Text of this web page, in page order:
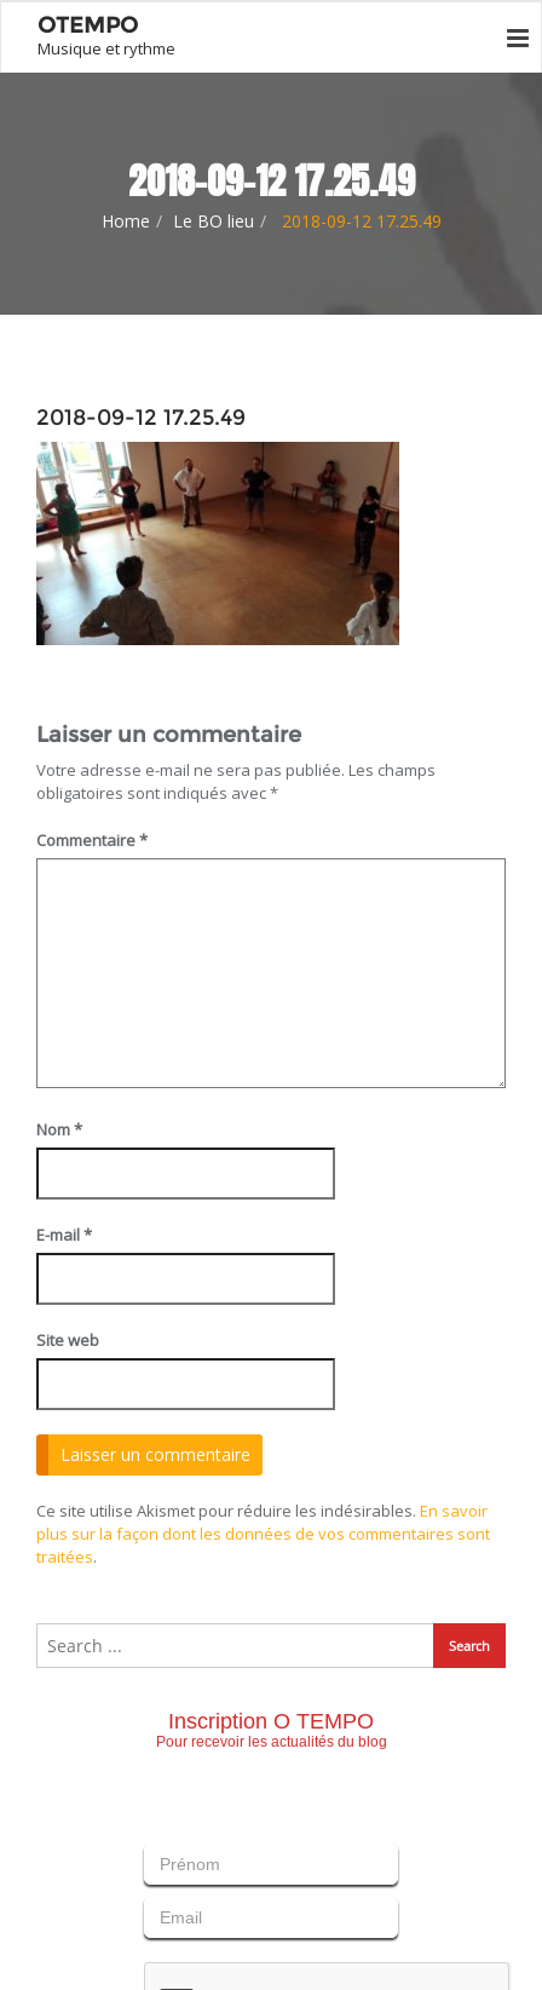
OTEMPO
Musique et rythme
2018-09-12 17.25.49
Home Le BO lieu 2018-09-12 17.25.49
2018-09-12 17.25.49
Laisser un commentaire
Votre adresse e-mail ne sera pas publiée. Les champs
obligatoires sont indiqués avec*
Commentaire*
Nom*
E-mail*
Site web
Ce site utilise Akismet pour réduire les indésirables. En savoir
plus sur la façon dont les données de vos commentaires sont
traitées.
Inscription O TEMPO
Pour recevoir les actualités du blog